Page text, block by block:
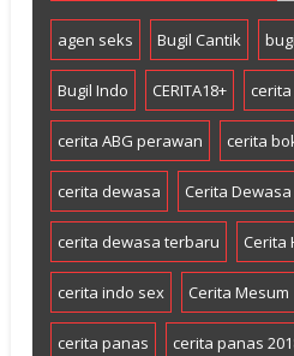
agen seks Bugil Cantik
Bugil Indo CERITA18+
cerita ABG perawan cerita
cerita dewasa Cerita
cerita dewasa terbaru Cerita
cerita indo sex Cerita Mesum
cerita panas cerita panas